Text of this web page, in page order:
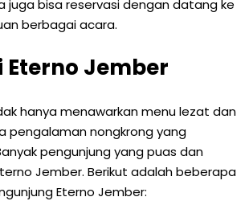
juga bisa reservasi dengan datang ke
berbagai acara.
Eterno Jember
hanya menawarkan menu lezat dan
pengalaman nongkrong yang
pengunjung yang puas dan
Jember. Berikut adalah beberapa
Eterno Jember: